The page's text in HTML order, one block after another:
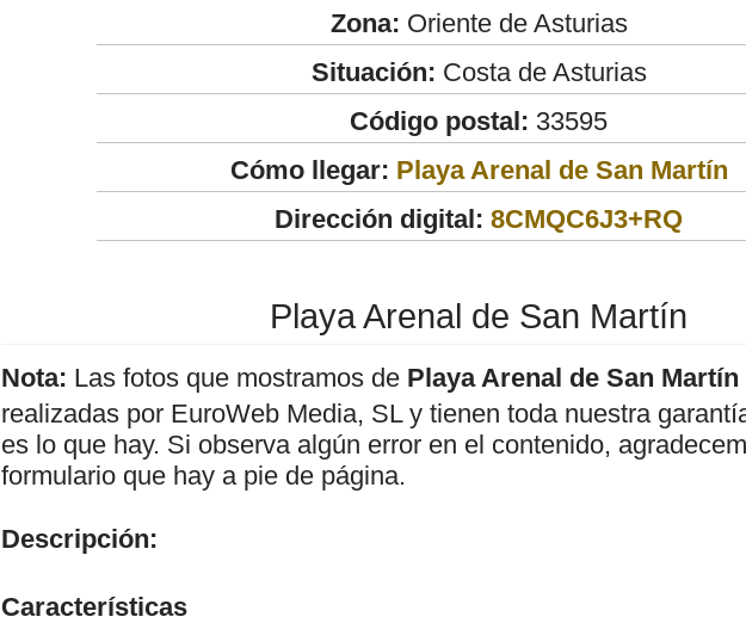
Zona: Oriente de Asturias
Situación: Costa de Asturias
Código postal: 33595
Cómo llegar: Playa Arenal de San Martín
Dirección digital: 8CMQC6J3+RQ
Playa Arenal de San Martín
Nota: Las fotos que mostramos de Playa Arenal de San Martín
realizadas por EuroWeb Media, SL y tienen toda nuestra
es lo que hay. Si observa algún error en el contenido,
formulario que hay a pie de página.
Descripción:
Características